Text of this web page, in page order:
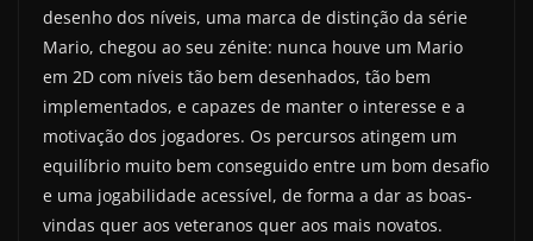
desenho dos níveis, uma marca de distinção da série
Mario, chegou ao seu zénite: nunca houve um Mario
em 2D com níveis tão bem desenhados, tão bem
implementados, e capazes de manter o interesse e a
motivação dos jogadores. Os percursos atingem um
equilíbrio muito bem conseguido entre um bom desafio
e uma jogabilidade acessível, de forma a dar as boas-
vindas quer aos veteranos quer aos mais novatos.